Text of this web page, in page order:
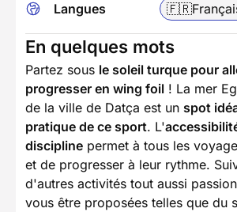
Langues 🇫🇷
En quelques mots
Partez sous le soleil turque pour
progresser en wing foil ! La mer
de la ville de Datça est un spot
pratique de ce sport. L'
discipline permet à tous les
et de progresser à leur rythme.
d'autres activités tout aussi
vous être proposées telles que du